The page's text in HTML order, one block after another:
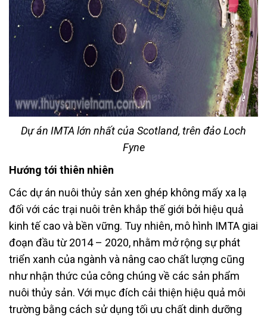
Dự án IMTA lớn nhất của Scotland, trên đảo Loch
Fyne
Hướng tới thiên nhiên
Các dự án nuôi thủy sản xen ghép không mấy xa lạ
đối với các trại nuôi trên khắp thế giới bởi hiệu quả
kinh tế cao và bền vững. Tuy nhiên, mô hình IMTA giai
đoạn đầu từ 2014 – 2020, nhằm mở rộng sự phát
triển xanh của ngành và nâng cao chất lượng cũng
như nhận thức của công chúng về các sản phẩm
nuôi thủy sản. Với mục đích cải thiện hiệu quả môi
trường bằng cách sử dụng tối ưu chất dinh dưỡng